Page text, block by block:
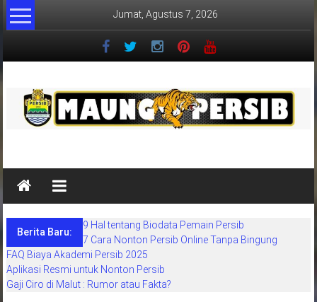
Lompat
ke
Jumat, Agustus 7, 2026
Maung
Persib
situs
berita
khusus
sepakbola
Berita Baru:
9 Hal tentang Biodata Pemain Persib
7 Cara Nonton Persib Online Tanpa Bingung
FAQ Biaya Akademi Persib 2025
Aplikasi Resmi untuk Nonton Persib
Gaji Ciro di Malut : Rumor atau Fakta?